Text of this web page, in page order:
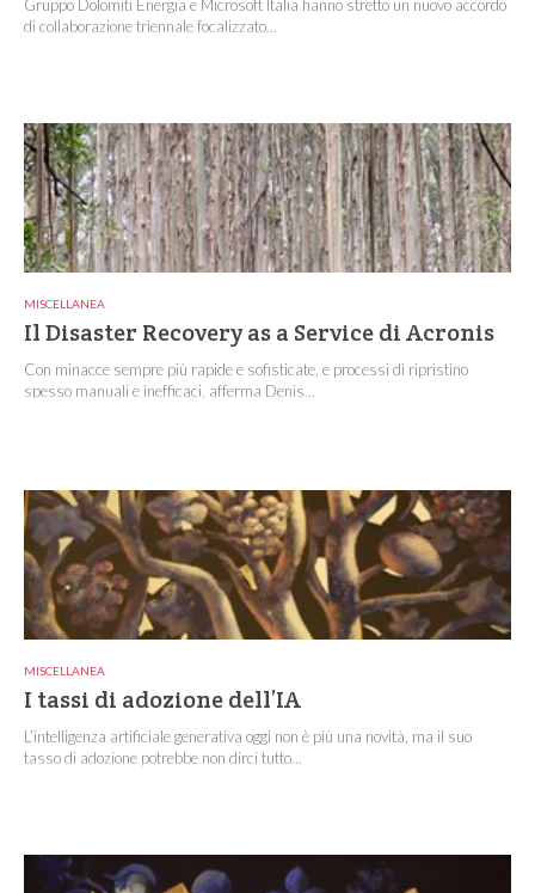
Gruppo Dolomiti Energia e Microsoft Italia hanno stretto un nuovo accordo
di collaborazione triennale focalizzato...
MISCELLANEA
Il Disaster Recovery as a Service di Acronis
Con minacce sempre più rapide e sofisticate, e processi di ripristino
spesso manuali e inefficaci, afferma Denis...
MISCELLANEA
I tassi di adozione dell’IA
L’intelligenza artificiale generativa oggi non è più una novità, ma il suo
tasso di adozione potrebbe non dirci tutto...